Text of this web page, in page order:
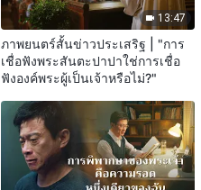
13:47
ภาพยนตร์สั้นข่าวประเสริฐ | "การ
เชื่อฟังพระสันตะปาปาใช่การเชื่อ
ฟังองค์พระผู้เป็นเจ้าหรือไม่?"